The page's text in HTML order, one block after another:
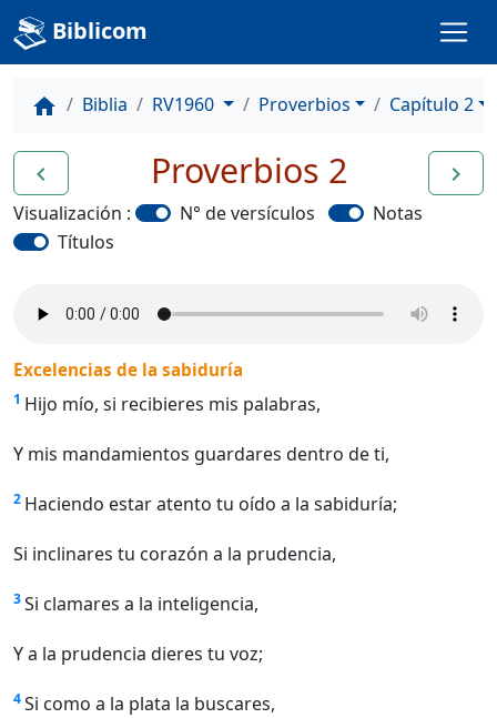
Biblicom
home Biblia RV1960 Proverbios Capítulo 2
navigate_before navigate_next
Proverbios 2
Visualización : N° de versículos
Notas
Títulos
Excelencias de la sabiduría
1 Hijo mío, si recibieres mis palabras,
Y mis mandamientos guardares dentro de ti,
2 Haciendo estar atento tu oído a la sabiduría;
Si inclinares tu corazón a la prudencia,
3Si clamares a la inteligencia,
Y a la prudencia dieres tu voz;
4Si como a la plata la buscares,